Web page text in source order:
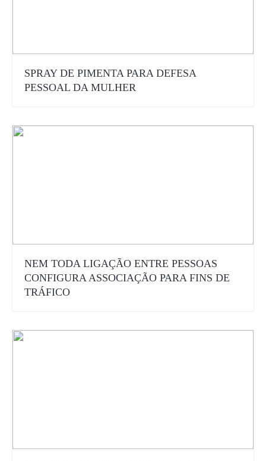
SPRAY DE PIMENTA PARA DEFESA
PESSOAL DA MULHER
NEM TODA LIGAÇÃO ENTRE PESSOAS
CONFIGURA ASSOCIAÇÃO PARA FINS DE
TRÁFICO